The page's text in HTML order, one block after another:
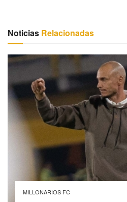
Noticias Relacionadas
MILLONARIOS FC